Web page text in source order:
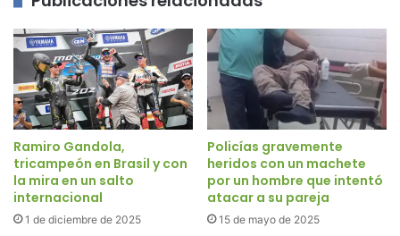
Ramiro Gandola,
tricampeón en Brasil y con
la mira en un salto
internacional
1 de diciembre de 2025
Policías gravemente
heridos con un machete
por un hombre que intentó
atacar a su pareja
15 de mayo de 2025